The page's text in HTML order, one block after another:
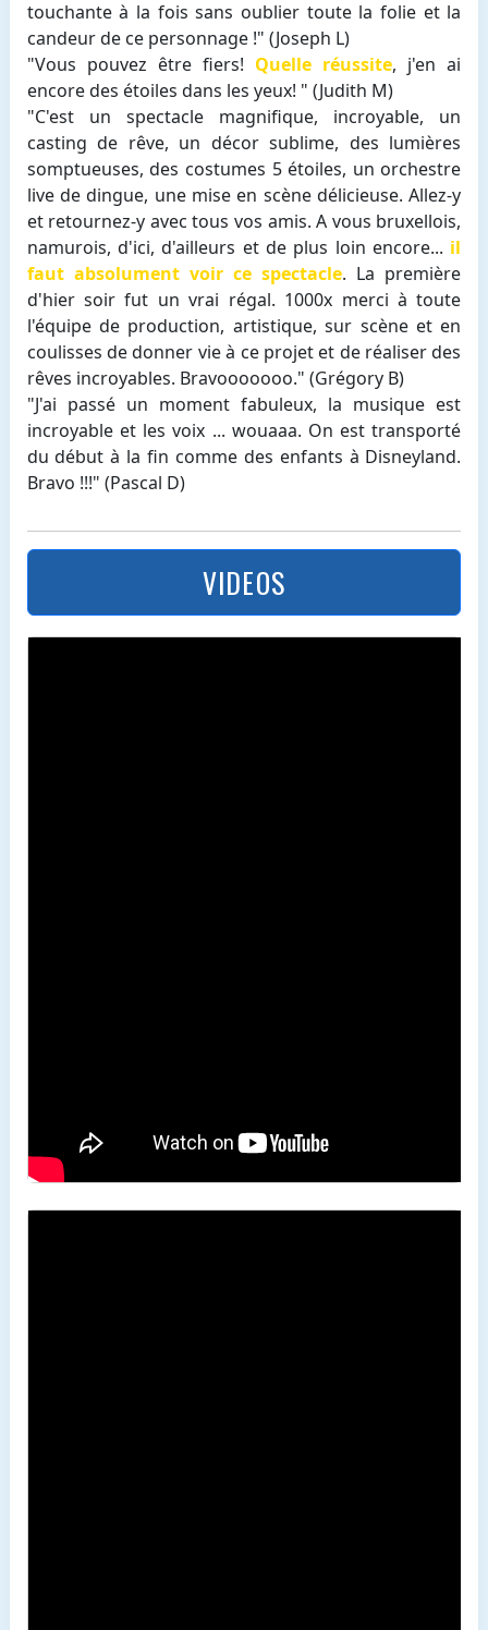
touchante à la fois sans oublier toute la folie et la
candeur de ce personnage !" (Joseph L)
"Vous pouvez être fiers! Quelle réussite, j'en ai
encore des étoiles dans les yeux! " (Judith M)
"C'est un spectacle magnifique, incroyable, un
casting de rêve, un décor sublime, des lumières
somptueuses, des costumes 5 étoiles, un orchestre
live de dingue, une mise en scène délicieuse. Allez-y
et retournez-y avec tous vos amis. A vous bruxellois,
namurois, d'ici, d'ailleurs et de plus loin encore... il
faut absolument voir ce spectacle. La première
d'hier soir fut un vrai régal. 1000x merci à toute
l'équipe de production, artistique, sur scène et en
coulisses de donner vie à ce projet et de réaliser des
rêves incroyables. Bravooooooo." (Grégory B)
"J'ai passé un moment fabuleux, la musique est
incroyable et les voix ... wouaaa. On est transporté
du début à la fin comme des enfants à Disneyland.
Bravo !!!" (Pascal D)
VIDEOS